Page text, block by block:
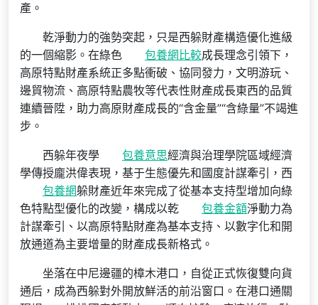
產。
乾淨動力的強勢突起，只是西躲財產構造優化進級
的一個縮影。在綠色
包養網比較成長理念引領下，
高原特點財產系統正多點衝破、協同發力，文明游玩、
邊貿物流、高原特點農牧等代表性財產成長東西的品質
連續晉陞，助力高原財產成長的“含金量”“含綠量”不竭進
步。
西躲年夜學 包養意思經濟與治理學院區域經濟
學傳授龐洪偉表現，基于生態優先和國度計謀牽引，西
包養網躲財產近年來完成了從基本支持型增加向綠
色特點型優化的改變，構成以乾
包養金額淨動力為
計謀牽引、以高原特點財產為基本支持、以數字化和開
放通道為主要增量的財產成長新格式。
坐落在中尼邊疆的樟木港口，自從正式恢復雙向貨
通后，成為西躲對外開放鮮活的前沿窗口。在港口通關